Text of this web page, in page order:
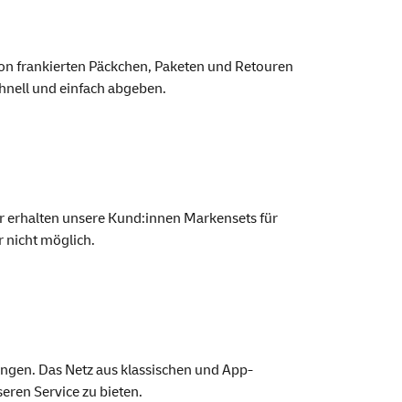
frankierten Päckchen, Paketen und Retouren
und einfach abgeben.
erhalten unsere Kund:innen Markensetsfür
nicht möglich.
Das Netz aus klassischen und App-
Servicezu bieten.